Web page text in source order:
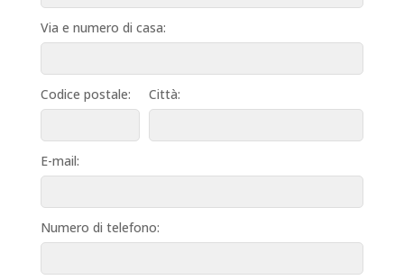
Via e numero di casa:
Codice postale: Città:
E-mail:
Numero di telefono: